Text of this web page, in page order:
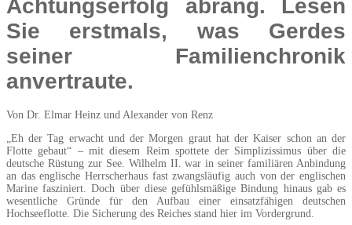
Achtungserfolg abrang. Lesen
Sie erstmals, was Gerdes
seiner Familienchronik
anvertraute.
Von Dr. Elmar Heinz und Alexander von Renz
„Eh der Tag erwacht und der Morgen graut hat der Kaiser schon an der
Flotte gebaut“ – mit diesem Reim spottete der Simplizissimus über die
deutsche Rüstung zur See. Wilhelm II. war in seiner familiären Anbindung
an das englische Herrscherhaus fast zwangsläufig auch von der englischen
Marine fasziniert. Doch über diese gefühlsmäßige Bindung hinaus gab es
wesentliche Gründe für den Aufbau einer einsatzfähigen deutschen
Hochseeflotte. Die Sicherung des Reiches stand hier im Vordergrund.